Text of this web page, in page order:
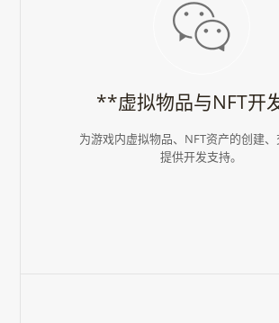
**虚拟物品与NFT开
为游戏内虚拟物品、NFT资产的创建
提供开发支持。